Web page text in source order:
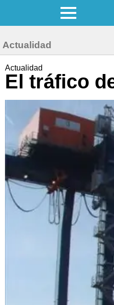
Actualidad
Actualidad
El tráfico